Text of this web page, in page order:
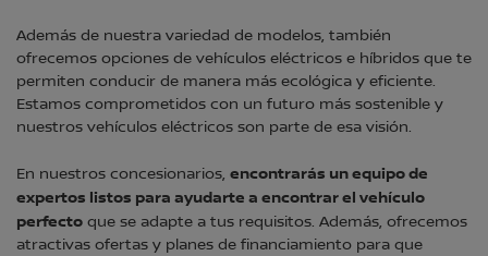
Además de nuestra variedad de modelos, también
ofrecemos opciones de vehículos eléctricos e híbridos que te
permiten conducir de manera más ecológica y eficiente.
Estamos comprometidos con un futuro más sostenible y
nuestros vehículos eléctricos son parte de esa visión.
En nuestros concesionarios, encontrarás un equipo de
expertos listos para ayudarte a encontrar el vehículo
perfecto que se adapte a tus requisitos. Además, ofrecemos
atractivas ofertas y planes de financiamiento para que